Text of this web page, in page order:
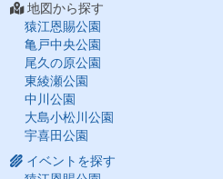
地図から探す
猿江恩賜公園
亀戸中央公園
尾久の原公園
東綾瀬公園
中川公園
大島小松川公園
宇喜田公園
イベントを探す